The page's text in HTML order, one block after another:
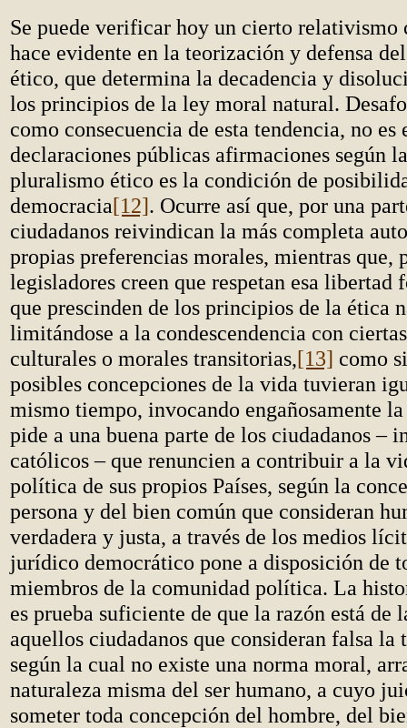
Se puede verificar hoy un cierto relativismo
hace evidente en la teorización y defensa
ético, que determina la decadencia y
los principios de la ley moral natural.
como consecuencia de esta tendencia, no
declaraciones públicas afirmaciones según
pluralismo ético es la condición de
democracia[12]. Ocurre así que, por una
ciudadanos reivindican la más completa
propias preferencias morales, mientras que,
legisladores creen que respetan esa libertad
que prescinden de los principios de la ética
limitándose a la condescendencia con
culturales o morales transitorias,[13] como
posibles concepciones de la vida tuvieran
mismo tiempo, invocando engañosamente
pide a una buena parte de los ciudadanos –
católicos – que renuncien a contribuir a la
política de sus propios Países, según la
persona y del bien común que consideran
verdadera y justa, a través de los medios
jurídico democrático pone a disposición de
miembros de la comunidad política. La
es prueba suficiente de que la razón está de
aquellos ciudadanos que consideran falsa la
según la cual no existe una norma moral,
naturaleza misma del ser humano, a cuyo
someter toda concepción del hombre, del